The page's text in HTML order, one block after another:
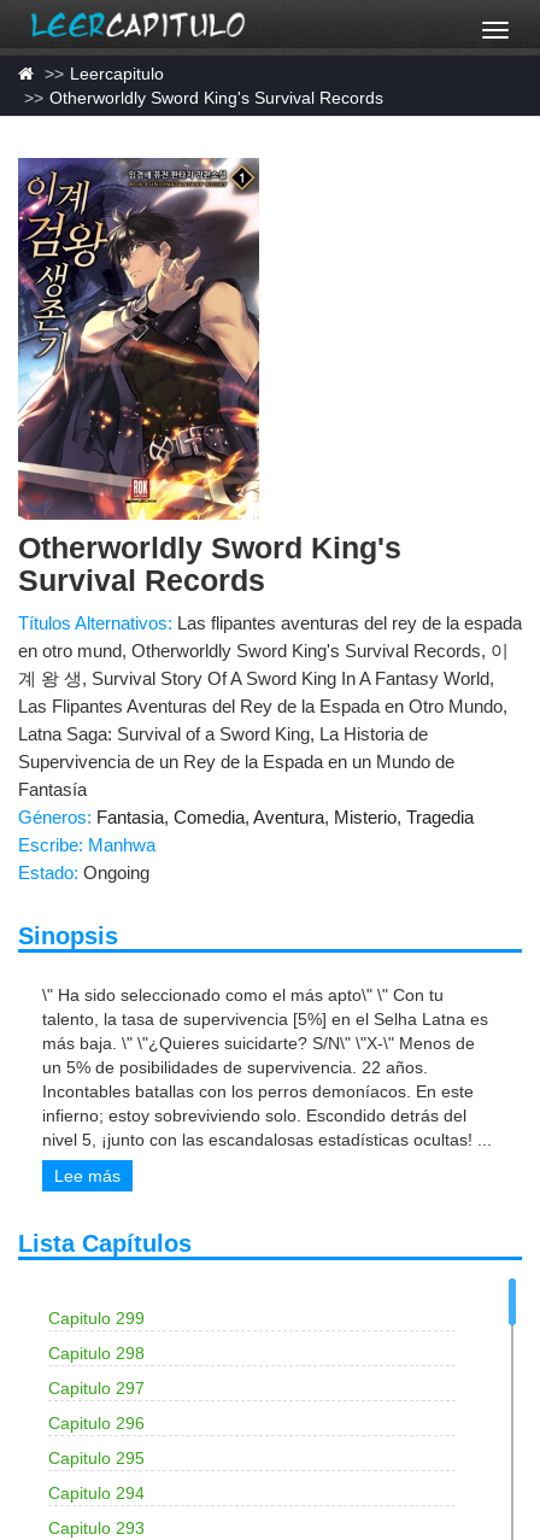
Leercapitulo
Otherworldly Sword King's Survival Records
Otherworldly Sword King's
Survival Records
Títulos Alternativos: Las flipantes aventuras del rey de la espada
en otro mund, Otherworldly Sword King's Survival Records, 이
계 왕 생, Survival Story Of A Sword King In A Fantasy World,
Las Flipantes Aventuras del Rey de la Espada en Otro Mundo,
Latna Saga: Survival of a Sword King, La Historia de
Supervivencia de un Rey de la Espada en un Mundo de
Fantasía
Géneros: Fantasia, Comedia, Aventura, Misterio, Tragedia
Escribe: Manhwa
Estado: Ongoing
Sinopsis
\" Ha sido seleccionado como el más apto\" \" Con tu
talento, la tasa de supervivencia [5%] en el Selha Latna es
más baja. \" \"¿Quieres suicidarte? S/N\" \"X-\" Menos de
un 5% de posibilidades de supervivencia. 22 años.
Incontables batallas con los perros demoníacos. En este
infierno; estoy sobreviviendo solo. Escondido detrás del
nivel 5, ¡junto con las escandalosas estadísticas ocultas!
Lee más
Lista Capítulos
Capitulo 299
Capitulo 298
Capitulo 297
Capitulo 296
Capitulo 295
Capitulo 294
Capitulo 293